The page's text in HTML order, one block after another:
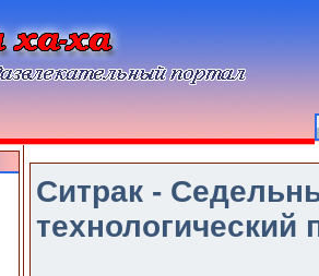
Ситрак -